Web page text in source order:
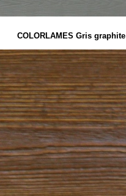
COLORLAMES Gris graphite